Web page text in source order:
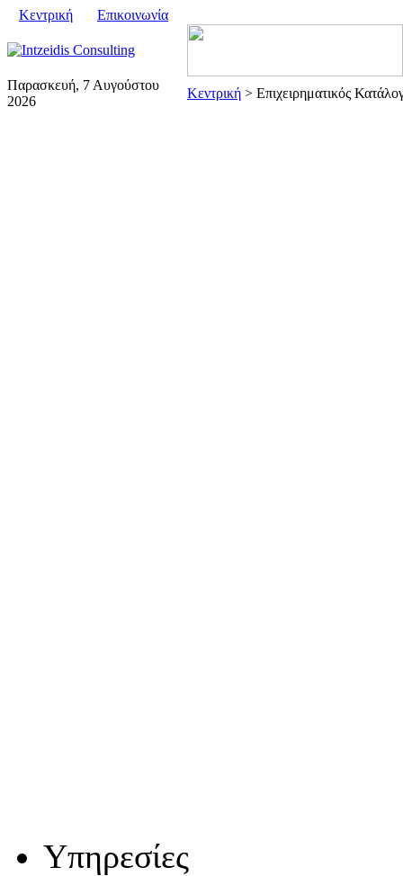
Κεντρική Επικοινωνία
Παρασκευή, 7 Αυγούστου
2026
Κεντρική > Επιχειρηματικός
Υπηρεσίες